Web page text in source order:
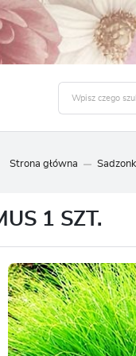
Strona główna
1 SZT.